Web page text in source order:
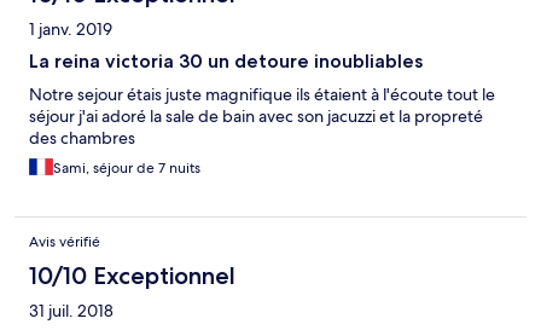
1 janv. 2019
La reina victoria 30 un detoure inoubliables
Notre sejour étais juste magnifique ils étaient à l'écoute tout le
séjour j'ai adoré la sale de bain avec son jacuzzi et la propreté
des chambres
Sami, séjour de 7 nuits
Avis vérifié
10/10 Exceptionnel
31 juil. 2018